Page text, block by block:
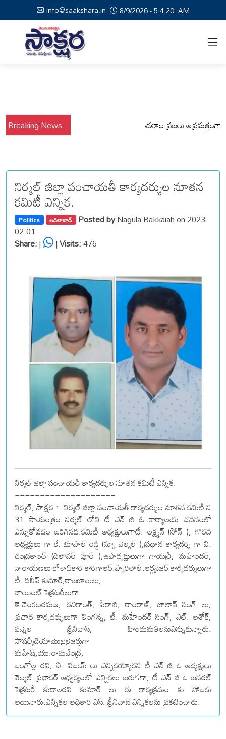
info@saakshara.in 8/9/2026 - 5:4:21: AM
Breaking News
వర్షాల నేపథ్యంలో కోటపల్లి, వేమనపల్లి మండలాల ప్రజలు అప్రమత్తంగా
నిర్మల్ జిల్లా పంచాయతీ కార్యదర్శుల నూతన
కమిటీ ఎన్నిక.
Politics ఆదిలాబాద్ Posted byNagula Bakkaiah on 2023-
02-01
Share:| |Visits:476
నిర్మల్ జిల్లా పంచాయతీ కార్యదర్శుల నూతన కమిటీ ఎన్నిక.
====================.
నిర్మల్, సాక్షర :--నిర్మల్ జిల్లా పంచాయతీ కార్యదర్శుల నూతన కమిటీ ని
31 సాయంత్రం నిర్మల్ లోని టీ ఎన్ జి ఓ కార్యాలయ భవనంలో
ఎన్నుకోవడం జరిగినది.కమిటీ అధ్యక్షులుగాటీ. లక్ష్మన్ (సోన్ ), గౌరవ
అధ్యక్షులు గా కే. భూపాల్ రెడ్డి (న్యూ వెల్మల్ ),ప్రధాన కార్యదర్శి గా వి.
చంద్రకాంత్ (దిలావర్ పూర్ ),ఉపాధ్యక్షులుగా గాయత్రీ, మహేందర్,
నారాయణలు కోశాధికారి కారిగాఆర్.ప్యారిలాల్,ఆర్గనైజర్ కార్యదర్శులుగా
టీ. దిలీప్ కుమార్,రాజబాబులు,
జాయింట్ సెక్రటరీలుగా
జె.వెంకటరమణ, రవికాంత్, పీరాజి, రాంరాజ్, జాలాన్ సింగ్ లు,
ప్రచార కార్యదర్శులుగా లింగన్న, టీ. మహేందర్ సింగ్, ఎల్. అశోక్,
పన్నెల శ్రీనివాస్, హిందుమతిలనుఎన్నుకున్నారు.
సోషల్మీడియామొబైలైజర్లుగా
మహేష్,యు.రాఘవేంద్ర,
జంగోల్ల రవి, బి. విజయ్ లు ఎన్నికయ్యారని టీ ఎన్ జి ఓ అధ్యక్షులు
వెల్మల్ ప్రభాకర్ ఆధ్వర్యంలో ఎన్నికలు జరుగగా, టీ ఎన్ జి ఓ జనరల్
సెక్రటరీ కుడాలరవి కుమార్ లు ఈ కార్యక్రమం కు హాజరు
అయినారు.ఎన్నికల అధికారి ఎస్. శ్రీనివాస్ ఎన్నికలను ప్రకటించారు.